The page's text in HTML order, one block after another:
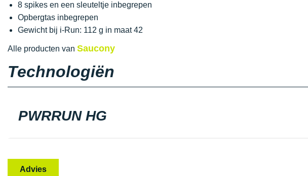
8 spikes en een sleuteltje inbegrepen
Opbergtas inbegrepen
Gewicht bij i-Run: 112 g in maat 42
Alle producten van Saucony
Technologiën
PWRRUN HG
Advies